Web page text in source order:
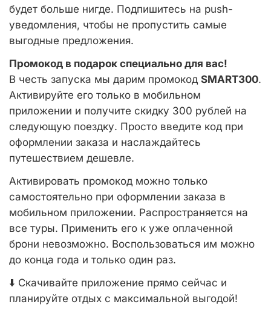
будет больше нигде. Подпишитесь на push-
уведомления, чтобы не пропустить самые
выгодные предложения.
Промокод в подарок специально для вас!
В честь запуска мы дарим промокод SMART300.
Активируйте его только в мобильном
приложении и получите скидку 300 рублей на
следующую поездку. Просто введите код при
оформлении заказа и наслаждайтесь
путешествием дешевле.
Активировать промокод можно только
самостоятельно при оформлении заказа в
мобильном приложении. Распространяется на
все туры. Применить его к уже оплаченной
брони невозможно. Воспользоваться им можно
до конца года и только один раз.
⬇️ Скачивайте приложение прямо сейчас и
планируйте отдых с максимальной выгодой!